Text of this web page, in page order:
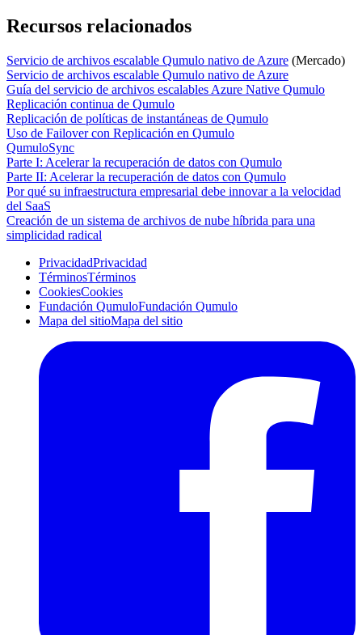
Recursos relacionados
Servicio de archivos escalable Qumulo nativo de Azure (Mercado)
Servicio de archivos escalable Qumulo nativo de Azure
Guía del servicio de archivos escalables Azure Native Qumulo
Replicación continua de Qumulo
Replicación de políticas de instantáneas de Qumulo
Uso de Failover con Replicación en Qumulo
QumuloSync
Parte I: Acelerar la recuperación de datos con Qumulo
Parte II: Acelerar la recuperación de datos con Qumulo
Por qué su infraestructura empresarial debe innovar a la velocidad
del SaaS
Creación de un sistema de archivos de nube híbrida para una
simplicidad radical
PrivacidadPrivacidad
TérminosTérminos
CookiesCookies
Fundación QumuloFundación Qumulo
Mapa del sitioMapa del sitio